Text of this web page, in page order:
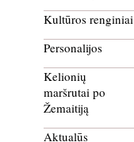
Kultūros renginiai
Personalijos
Kelionių
maršrutai po
Žemaitiją
Aktualūs